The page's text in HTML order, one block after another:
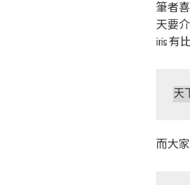
筆者
天要
iris 有
天
而大